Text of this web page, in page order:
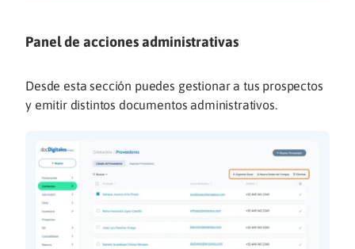
Panel de acciones administrativas
Desde esta sección puedes gestionar a tus prospectos
y emitir distintos documentos administrativos.